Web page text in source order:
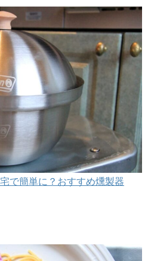
で簡単に？おすすめ燻製器